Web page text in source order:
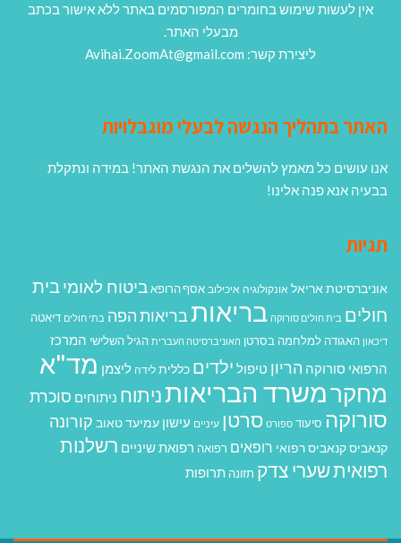
אין לעשות שימוש בחומרים המפורסמים באתר ללא אישור בכתב
מבעלי האתר.
ליצירת קשר: Avihai.ZoomAt@gmail.com
האתר בתהליך הנגשה לבעלי מוגבלויות
אנו עושים כל מאמץ להשלים את הנגשת האתר! במידה ונתקלת
בבעיה אנא פנה אלינו!
תגיות
אוניברסיטת אריאל אונקולוגיה איכילוב אסף הרופא ביטוח לאומיבית
חולים בית חולים סורוקה בריאותבריאות הפה בתי חולים דיאטה
דיכאון האגודה למלחמה בסרטן האוניברסיטה העברית הגיל השלישי המרכז
הרפואי סורוקה הריון טיפול ילדים כללית לידה ליצמן מד"א
מחקרמשרד הבריאותניתוח ניתוחים סוכרת
סורוקה סיעוד ספורט סרטן עיניים עישון עמיעד טאוב קורונה
קנאביסקנאביס רפואי רופאים רפואה רפואת שיניים רשלנות
רפואיתשערי צדק תזונה תרופות